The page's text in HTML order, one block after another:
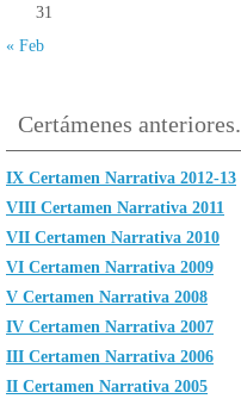
31
« Feb
Certámenes anteriores.
IX Certamen Narrativa 2012-13
VIII Certamen Narrativa 2011
VII Certamen Narrativa 2010
VI Certamen Narrativa 2009
V Certamen Narrativa 2008
IV Certamen Narrativa 2007
III Certamen Narrativa 2006
II Certamen Narrativa 2005